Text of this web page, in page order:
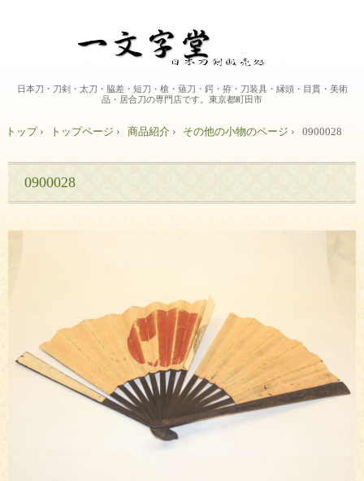
日本刀・刀剣・太刀・脇差・短刀・槍・薙刀・鍔・拵・刀装具・縁頭・目貫・美術
品・居合刀の専門店です。東京都町田市
トップ› トップページ › 商品紹介› その他の小物のページ › 0900028
0900028